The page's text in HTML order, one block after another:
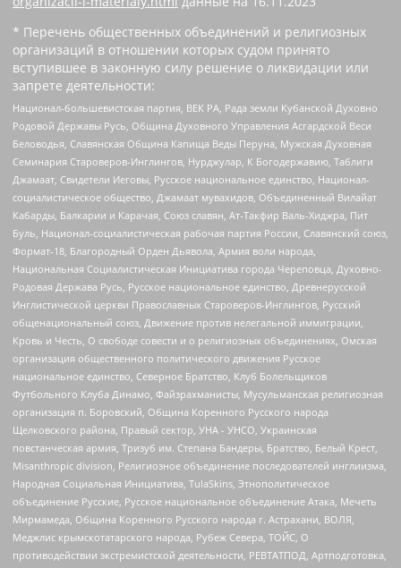
* Перечень общественных объединений и религиозных
организаций в отношении которых судом принято
вступившее в законную силу решение о ликвидации или
запрете деятельности:
Национал-большевистская партия, ВЕК РА, Рада земли Кубанской Духовно
Родовой Державы Русь, Община Духовного Управления Асгардской Веси
Беловодья, Славянская Община Капища Веды Перуна, Мужская Духовная
Семинария Староверов-Инглингов, Нурджулар, К Богодержавию, Таблиги
Джамаат, Свидетели Иеговы, Русское национальное единство, Национал-
социалистическое общество, Джамаат мувахидов, Объединенный Вилайат
Кабарды, Балкарии и Карачая, Союз славян, Ат-Такфир Валь-Хиджра, Пит
Буль, Национал-социалистическая рабочая партия России, Славянский союз,
Формат-18, Благородный Орден Дьявола, Армия воли народа,
Национальная Социалистическая Инициатива города Череповца, Духовно-
Родовая Держава Русь, Русское национальное единство, Древнерусской
Инглистической церкви Православных Староверов-Инглингов, Русский
общенациональный союз, Движение против нелегальной иммиграции,
Кровь и Честь, О свободе совести и о религиозных объединениях, Омская
организация общественного политического движения Русское
национальное единство, Северное Братство, Клуб Болельщиков
Футбольного Клуба Динамо, Файзрахманисты, Мусульманская религиозная
организация п. Боровский, Община Коренного Русского народа
Щелковского района, Правый сектор, УНА - УНСО, Украинская
повстанческая армия, Тризуб им. Степана Бандеры, Братство, Белый Крест,
Misanthropic division, Религиозное объединение последователей инглиизма,
Народная Социальная Инициатива, TulaSkins, Этнополитическое
объединение Русские, Русское национальное объединение Атака, Мечеть
Мирмамеда, Община Коренного Русского народа г. Астрахани, ВОЛЯ,
Меджлис крымскотатарского народа, Рубеж Севера, ТОЙС, О
противодействии экстремистской деятельности, РЕВТАТПОД, Артподготовка,